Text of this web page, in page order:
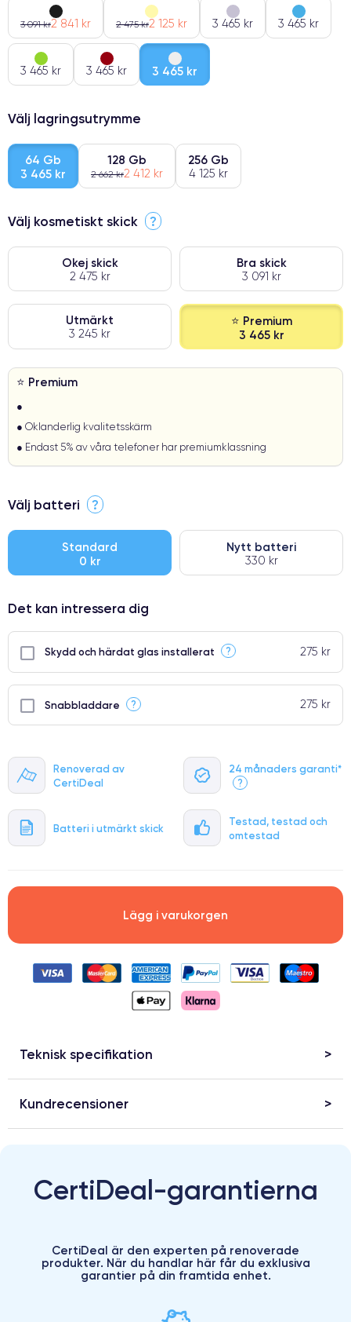
Renoverad av
CertiDeal
24 månaders garanti*
?
Batteri i utmärkt skick
Testad, testad och
omtestad
3 091 kr2 841 kr 2 475 kr2 125 kr 3 465 kr 3 465 kr
3 465 kr 3 465 kr 3 465 kr
Välj lagringsutrymme
64 Gb
3 465 kr
128 Gb
2 662 kr2 412 kr
256 Gb
4 125 kr
Välj kosmetiskt skick ?
Okej skick
2 475 kr
Bra skick
3 091 kr
Utmärkt
3 245 kr
⭐ Premium
3 465 kr
⭐ Premium
●
● Oklanderlig kvalitetsskärm
● Endast 5% av våra telefoner har premiumklassning
Välj batteri ?
Standard
0 kr
Nytt batteri
330 kr
Det kan intressera dig
Skydd och härdat glas installerat ? 275 kr
Snabbladdare ? 275 kr
Lägg i varukorgen
Teknisk specifikation
Kundrecensioner
CertiDeal-garantierna
CertiDeal är den experten på renoverade
produkter. När du handlar här får du exklusiva
garantier på din framtida enhet.